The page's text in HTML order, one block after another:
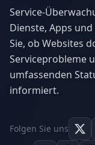
Service-
Dienste, Apps
Sie, ob Websites
Serviceprobleme
umfassenden
informiert.
Folgen Sie uns